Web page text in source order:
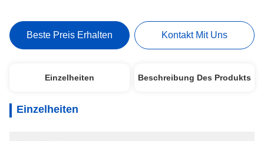
Beste Preis Erhalten Kontakt Mit Uns
Einzelheiten Beschreibung Des Produkts
Einzelheiten